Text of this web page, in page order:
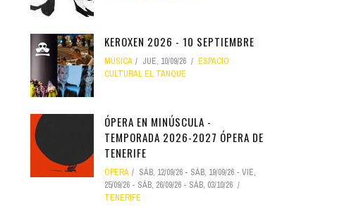
KEROXEN 2026 - 10 SEPTIEMBRE
MÚSICA JUE, 10/09/26
ESPACIO
CULTURAL EL TANQUE
ÓPERA EN MINÚSCULA -
TEMPORADA 2026-2027 ÓPERA DE
TENERIFE
ÓPERA SÁB, 12/09/26 - SÁB, 19/09/26 - VIE,
25/09/26 - SÁB, 26/09/26 - SÁB, 03/10/26
TENERIFE